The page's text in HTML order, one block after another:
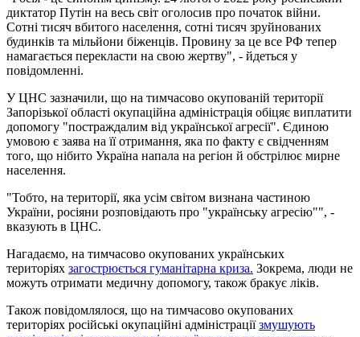
диктатор Путін на весь світ оголосив про початок війни.
Сотні тисяч вбитого населення, сотні тисяч зруйнованих
будинків та мільйони біженців. Провину за це все РФ тепер
намагається перекласти на свою жертву", - йдеться у
повідомленні.
У ЦНС зазначили, що на тимчасово окупованій території
Запорізької області окупаційна адміністрація обіцяє виплатити
допомогу "постраждалим від української агресії". Єдиною
умовою є заява на її отримання, яка по факту є свідченням
того, що нібито Україна напала на регіон й обстрілює мирне
населення.
"Тобто, на території, яка усім світом визнана частиною
України, росіяни розповідають про "українську агресію"", -
вказують в ЦНС.
Нагадаємо, на тимчасово окупованих українських
територіях загострюється гуманітарна криза. Зокрема, люди не
можуть отримати медичну допомогу, також бракує ліків.
Також повідомлялося, що на тимчасово окупованих
територіях російські окупаційні адміністраціїзмушують